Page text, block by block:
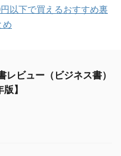
以下で買えるおすすめ裏
め
ビュー（ビジネス書）
】